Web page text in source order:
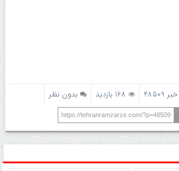
168 بازدید
بدون نظر
https://tehranramzarze.com/?p=48509